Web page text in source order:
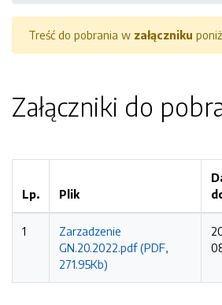
Treść do pobrania w załączniku
Załączniki do
Lp. Plik
1
Zarzadzenie
GN.20.2022.pdf (PDF,
271.95Kb)